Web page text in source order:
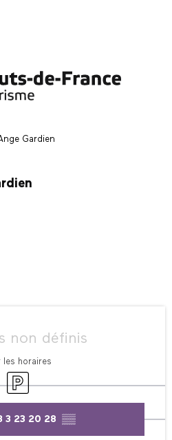
Gardien
non définis
les horaires
Parking
3 23 20 28 ▒▒